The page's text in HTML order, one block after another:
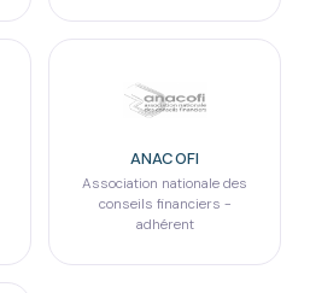
ANACOFI
Association nationale des
conseils financiers -
adhérent